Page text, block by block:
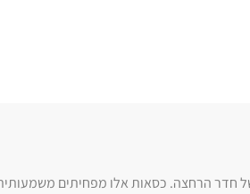
הרחצה. כסאות אלו מפחיתים משמעותית